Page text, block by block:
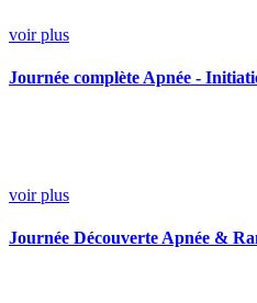
voir plus
Journée complète Apnée -
voir plus
Journée Découverte Apnée &